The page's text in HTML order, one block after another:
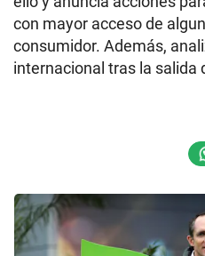
con mayor acceso de
consumidor. Además,
internacional tras la salida